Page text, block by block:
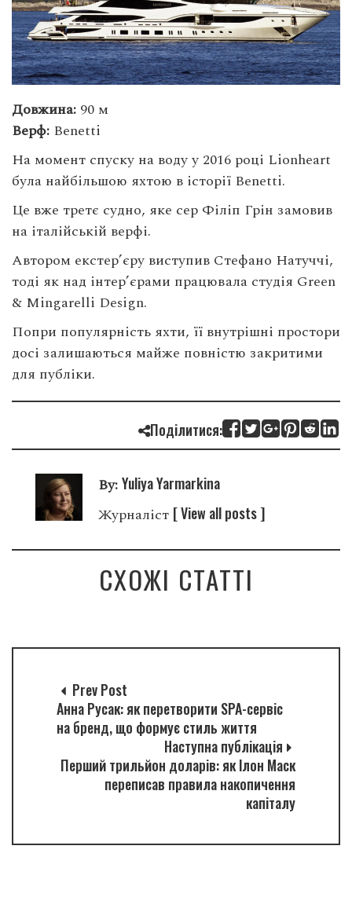
Довжина: 90 м
Верф: Benetti
На момент спуску на воду у 2016 році Lionheart
була найбільшою яхтою в історії Benetti.
Це вже третє судно, яке сер Філіп Грін замовив
на італійській верфі.
Автором екстер’єру виступив Стефано Натуччі,
тоді як над інтер’єрами працювала студія Green
& Mingarelli Design.
Попри популярність яхти, її внутрішні простори
досі залишаються майже повністю закритими
для публіки.
Поділитися:
By:Yuliya Yarmarkina
Журналіст [ View all posts ]
СХОЖІ СТАТТІ
Prev Post
Анна Русак: як перетворити SPA-сервіс
на бренд, що формує стиль життя
Наступна публікація
Перший трильйон доларів: як Ілон Маск
переписав правила накопичення
капіталу